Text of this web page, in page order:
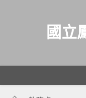
國立